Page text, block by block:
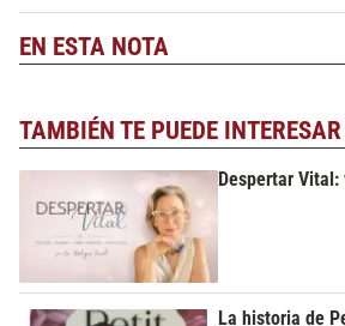
EN ESTA NOTA
TAMBIÉN TE PUEDE INTERESAR
Despertar Vital:
La historia de